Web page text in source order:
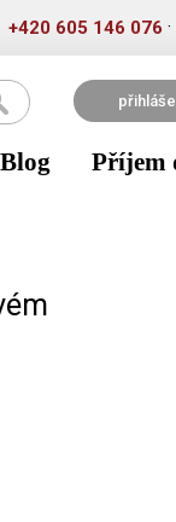
+420 605 146 076 ·
Blog Příjem